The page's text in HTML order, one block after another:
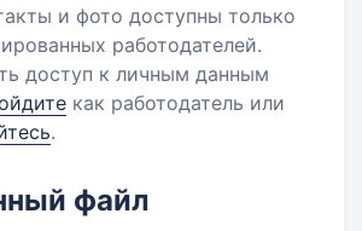
и фото доступны только
работодателей.
доступ к личным данным
как работодатель или
.
файл